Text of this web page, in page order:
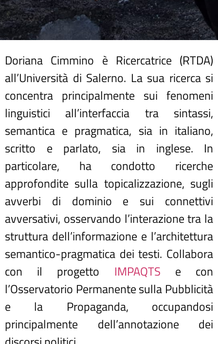
Doriana Cimmino è Ricercatrice (RTDA)
all’Università di Salerno. La sua ricerca si
concentra principalmente sui fenomeni
linguistici all’interfaccia tra sintassi,
semantica e pragmatica, sia in italiano,
scritto e parlato, sia in inglese. In
particolare, ha condotto ricerche
approfondite sulla topicalizzazione, sugli
avverbi di dominio e sui connettivi
avversativi, osservando l’interazione tra la
struttura dell’informazione e l’architettura
semantico-pragmatica dei testi. Collabora
con il progetto IMPAQTS e con
l’Osservatorio Permanente sulla Pubblicità
e la Propaganda, occupandosi
principalmente dell’annotazione dei